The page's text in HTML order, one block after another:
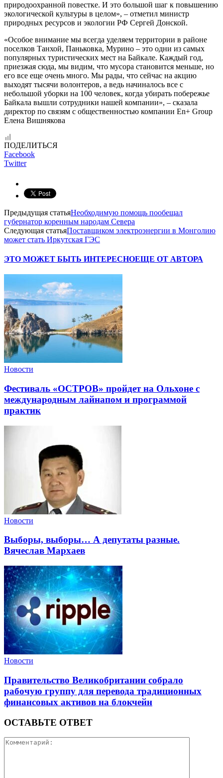
природоохранной повестке. И это большой шаг к повышению
экологической культуры в целом», – отметил министр
природных ресурсов и экологии РФ Сергей Донской.
«Особое внимание мы всегда уделяем территории в районе
поселков Танхой, Паньковка, Мурино – это одни из самых
популярных туристических мест на Байкале. Каждый год,
приезжая сюда, мы видим, что мусора становится меньше, но
его все еще очень много. Мы рады, что сейчас на акцию
выходят тысячи волонтеров, а ведь начиналось все с
небольшой уборки на 100 человек, когда убирать побережье
Байкала вышли сотрудники нашей компании», – сказала
директор по связям с общественностью компании En+ Group
Елена Вишнякова
ПОДЕЛИТЬСЯ
Facebook
Twitter
Предыдущая статьяНеобходимую помощь пообещал
губернатор коренным народам Севера
Следующая статьяПоставщиком электроэнергии в Монголию
может стать Иркутская ГЭС
ЭТО МОЖЕТ БЫТЬ ИНТЕРЕСНОЕЩЕ ОТ АВТОРА
Новости
Фестиваль «ОСТРОВ» пройдет на Ольхоне с
международным лайнапом и программой
практик
Новости
Выборы, выборы… А депутаты разные.
Вячеслав Мархаев
Новости
Правительство Великобритании собрало
рабочую группу для перевода традиционных
финансовых активов на блокчейн
ОСТАВЬТЕ ОТВЕТ